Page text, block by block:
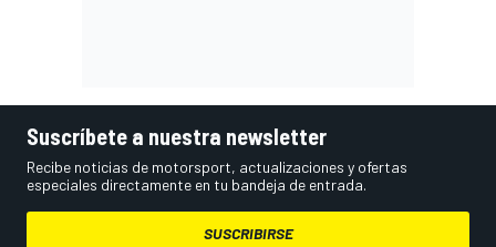
Suscríbete a nuestra newsletter
Recibe noticias de motorsport, actualizaciones y ofertas
especiales directamente en tu bandeja de entrada.
SUSCRIBIRSE